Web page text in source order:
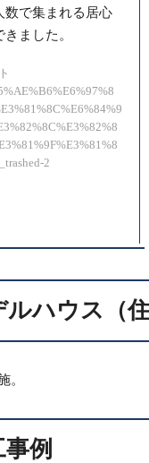
数で集まれる居心
ました。
2
ハウス（住
。
例